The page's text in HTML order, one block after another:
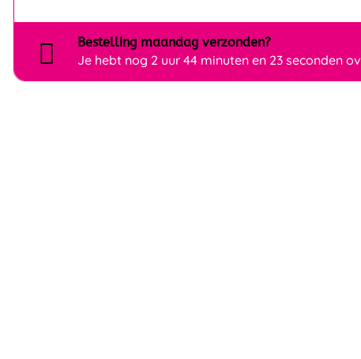
Bestelling maandag verzonden?
Je hebt nog 2 uur 44 minuten en 23 seconden